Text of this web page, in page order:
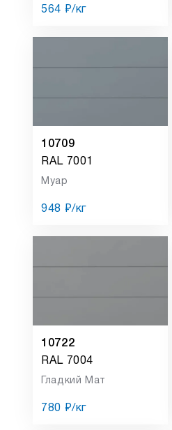
564 ₽/кг
10709
RAL 7001
Муар
948 ₽/кг
10722
RAL 7004
Гладкий Мат
780 ₽/кг